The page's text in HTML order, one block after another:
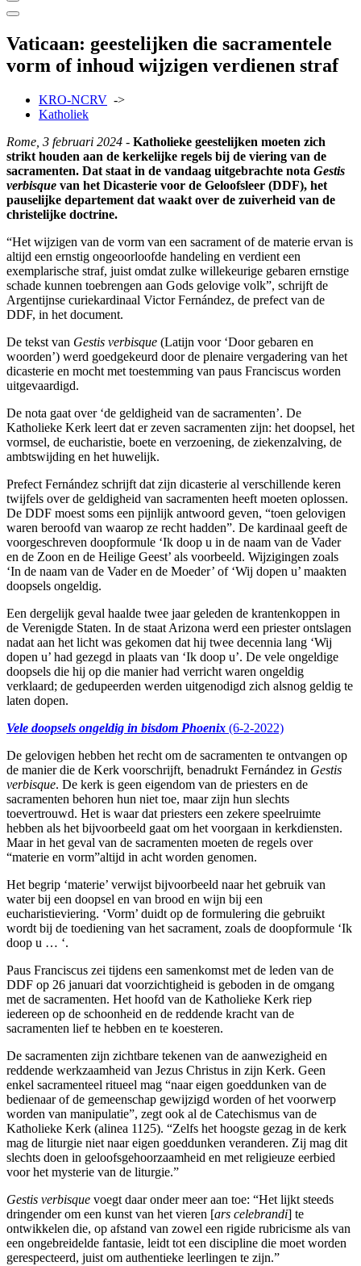
Vaticaan: geestelijken die sacramentele
vorm of inhoud wijzigen verdienen straf
KRO-NCRV ->
Katholiek
Rome, 3 februari 2024 - Katholieke geestelijken moeten zich
strikt houden aan de kerkelijke regels bij de viering van de
sacramenten. Dat staat in de vandaag uitgebrachte nota Gestis
verbisque van het Dicasterie voor de Geloofsleer (DDF), het
pauselijke departement dat waakt over de zuiverheid van de
christelijke doctrine.
“Het wijzigen van de vorm van een sacrament of de materie ervan is
altijd een ernstig ongeoorloofde handeling en verdient een
exemplarische straf, juist omdat zulke willekeurige gebaren ernstige
schade kunnen toebrengen aan Gods gelovige volk”, schrijft de
Argentijnse curiekardinaal Victor Fernández, de prefect van de
DDF, in het document.
De tekst van Gestis verbisque (Latijn voor ‘Door gebaren en
woorden’) werd goedgekeurd door de plenaire vergadering van het
dicasterie en mocht met toestemming van paus Franciscus worden
uitgevaardigd.
De nota gaat over ‘de geldigheid van de sacramenten’. De
Katholieke Kerk leert dat er zeven sacramenten zijn: het doopsel, het
vormsel, de eucharistie, boete en verzoening, de ziekenzalving, de
ambtswijding en het huwelijk.
Prefect Fernández schrijft dat zijn dicasterie al verschillende keren
twijfels over de geldigheid van sacramenten heeft moeten oplossen.
De DDF moest soms een pijnlijk antwoord geven, “toen gelovigen
waren beroofd van waarop ze recht hadden”. De kardinaal geeft de
voorgeschreven doopformule ‘Ik doop u in de naam van de Vader
en de Zoon en de Heilige Geest’ als voorbeeld. Wijzigingen zoals
‘In de naam van de Vader en de Moeder’ of ‘Wij dopen u’ maakten
doopsels ongeldig.
Een dergelijk geval haalde twee jaar geleden de krantenkoppen in
de Verenigde Staten. In de staat Arizona werd een priester ontslagen
nadat aan het licht was gekomen dat hij twee decennia lang ‘Wij
dopen u’ had gezegd in plaats van ‘Ik doop u’. De vele ongeldige
doopsels die hij op die manier had verricht waren ongeldig
verklaard; de gedupeerden werden uitgenodigd zich alsnog geldig te
laten dopen.
Vele doopsels ongeldig in bisdom Phoenix (6-2-2022)
De gelovigen hebben het recht om de sacramenten te ontvangen op
de manier die de Kerk voorschrijft, benadrukt Fernández in Gestis
verbisque. De kerk is geen eigendom van de priesters en de
sacramenten behoren hun niet toe, maar zijn hun slechts
toevertrouwd. Het is waar dat priesters een zekere speelruimte
hebben als het bijvoorbeeld gaat om het voorgaan in kerkdiensten.
Maar in het geval van de sacramenten moeten de regels over
“materie en vorm”altijd in acht worden genomen.
Het begrip ‘materie’ verwijst bijvoorbeeld naar het gebruik van
water bij een doopsel en van brood en wijn bij een
eucharistieviering. ‘Vorm’ duidt op de formulering die gebruikt
wordt bij de toediening van het sacrament, zoals de doopformule ‘Ik
doop u … ‘.
Paus Franciscus zei tijdens een samenkomst met de leden van de
DDF op 26 januari dat voorzichtigheid is geboden in de omgang
met de sacramenten. Het hoofd van de Katholieke Kerk riep
iedereen op de schoonheid en de reddende kracht van de
sacramenten lief te hebben en te koesteren.
De sacramenten zijn zichtbare tekenen van de aanwezigheid en
reddende werkzaamheid van Jezus Christus in zijn Kerk. Geen
enkel sacramenteel ritueel mag “naar eigen goeddunken van de
bedienaar of de gemeenschap gewijzigd worden of het voorwerp
worden van manipulatie”, zegt ook al de Catechismus van de
Katholieke Kerk (alinea 1125). “Zelfs het hoogste gezag in de kerk
mag de liturgie niet naar eigen goeddunken veranderen. Zij mag dit
slechts doen in geloofsgehoorzaamheid en met religieuze eerbied
voor het mysterie van de liturgie.”
Gestis verbisque voegt daar onder meer aan toe: “Het lijkt steeds
dringender om een kunst van het vieren [ars celebrandi] te
ontwikkelen die, op afstand van zowel een rigide rubricisme als van
een ongebreidelde fantasie, leidt tot een discipline die moet worden
gerespecteerd, juist om authentieke leerlingen te zijn.”